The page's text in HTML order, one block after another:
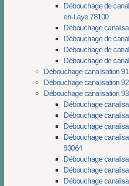
Débouchage de
en-Laye 78100
Débouchage
Débouchage de
Débouchage de
Débouchage de
Débouchage canalisation 91
Débouchage canalisation 92
Débouchage canalisation 93
Débouchage
Débouchage
Débouchage
Débouchage
93064
Débouchage
Débouchage
Débouchage